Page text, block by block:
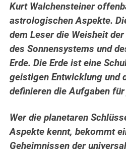
Kurt Walchensteiner
astrologischen Aspekte.
dem Leser die Weisheit
des Sonnensystems und
Erde.Die Erde ist eine
geistigen Entwicklung und
definieren die Aufgaben
Wer die planetaren
Aspekte kennt, bekommt
Geheimnissen der